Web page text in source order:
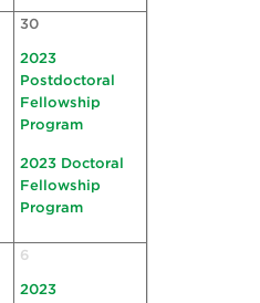
30
2023
Postdoctoral
Fellowship
Program
2023 Doctoral
Fellowship
Program
6
2023